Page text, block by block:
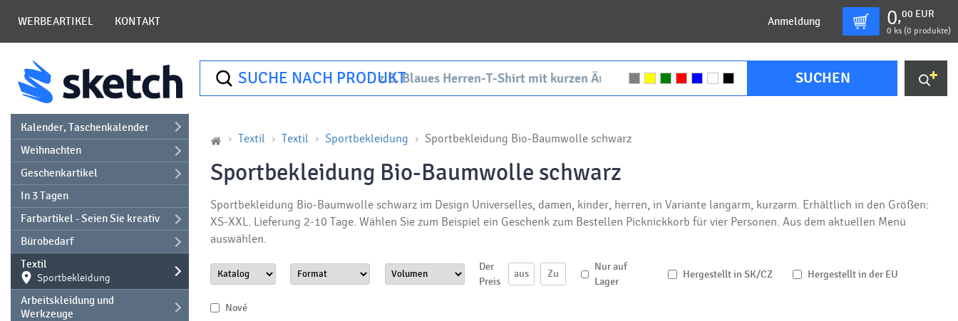
WERBEARTIKEL KONTAKT Anmeldung 0,00 EUR
0 ks (0 produkte)
SUCHE NACH PRODUKT SUCHEN
Kalender, Taschenkalender
Weihnachten
Geschenkartikel
In 3 Tagen
Farbartikel - Seien Sie kreativ
Bürobedarf
Textil
Sportbekleidung
Arbeitskleidung und
Werkzeuge
Textil Textil Sportbekleidung Sportbekleidung Bio-Baumwolle schwarz
Sportbekleidung Bio-Baumwolle schwarz
Sportbekleidung Bio-Baumwolle schwarz im Design Universelles, damen, kinder, herren, in Variante langarm, kurzarm. Erhältlich in den Größen:
XS-XXL. Lieferung 2-10 Tage. Wählen Sie zum Beispiel ein Geschenk zum Bestellen Picknickkorb für vier Personen. Aus dem aktuellen Menü
auswählen.
Der
Preis
Nur auf
Lager
Hergestellt in SK/CZ Hergestellt in der EU
Nové